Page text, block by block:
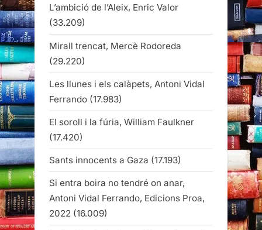
L’ambició de l’Aleix, Enric Valor
(33.209)
Mirall trencat, Mercè Rodoreda
(29.220)
Les llunes i els calàpets, Antoni Vidal
Ferrando (17.983)
El soroll i la fúria, William Faulkner
(17.420)
Sants innocents a Gaza (17.193)
Si entra boira no tendré on anar,
Antoni Vidal Ferrando, Edicions Proa,
2022 (16.009)